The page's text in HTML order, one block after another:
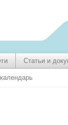
Статьи и